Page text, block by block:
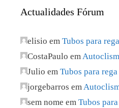
Actualidades Fórum
elisio em Tubos para
CostaPaulo em
Julio em Tubos para
jorgebarros em
sem nome em Tubos